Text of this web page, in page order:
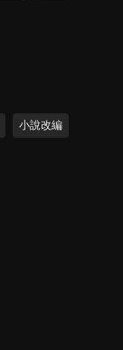
小說改編